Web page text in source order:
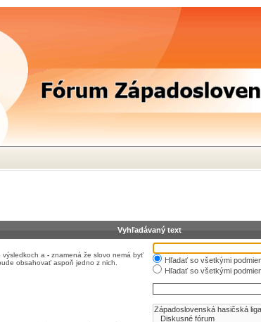
Vyhľadávaný text
výsledkoch a - znamená že slovo nemá byť
obsahovať aspoň jedno z nich.
Hľadať so všetkými
Hľadať so všetkými